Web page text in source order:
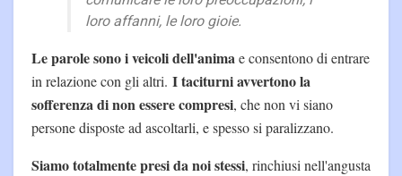
loro affanni, le loro gioie.
Le parole sono i veicoli dell'animae consentono di entrare
in relazione con gli altri. I taciturni avvertono la
sofferenza di non essere compresi, che non vi siano
persone disposte ad ascoltarli, e spesso si paralizzano.
Siamo totalmente presi da noi stessi, rinchiusi nell'angusta